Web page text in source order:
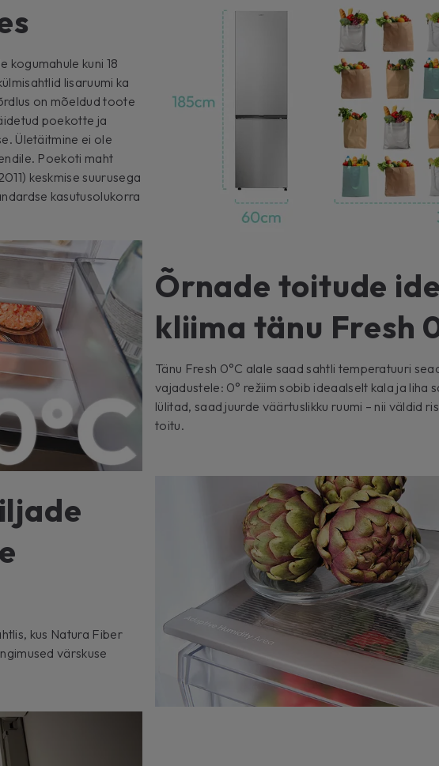
kogumahule kuni 18
lisaruumi ka
on mõeldud toote
poekotte ja
Ületäitmine ei ole
Poekoti maht
keskmise suurusega
kasutusolukorra
Õrnade toitude
kliima tänu Fresh
Tänu Fresh 0°C alale saad sahtli temperatuuri
vajadustele: 0° režiim sobib ideaalselt kala ja liha
lülitad, saad juurde väärtuslikku ruumi – nii väldid
toitu.
kus Natura Fiber
värskuse